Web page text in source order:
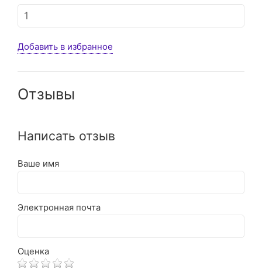
Добавить в избранное
Отзывы
Написать отзыв
Ваше имя
Электронная почта
Оценка